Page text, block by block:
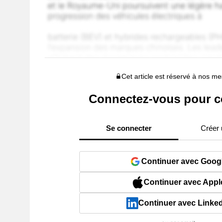
Cet article est réservé à nos
Connectez-vous pour
Se connecter Créer
Continuer avec
Continuer avec
Continuer avec